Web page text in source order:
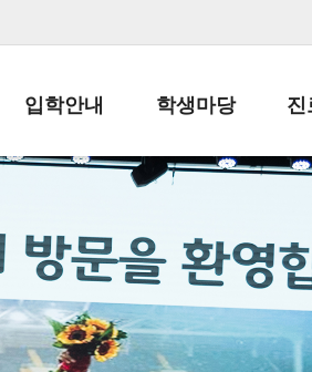
입학안내
전-편입 서류양식
입학금/수업료
교복구입안내
학생마당
학생생활규정
학교신문
자율진로동아리
유초등 소식지
진
공
드